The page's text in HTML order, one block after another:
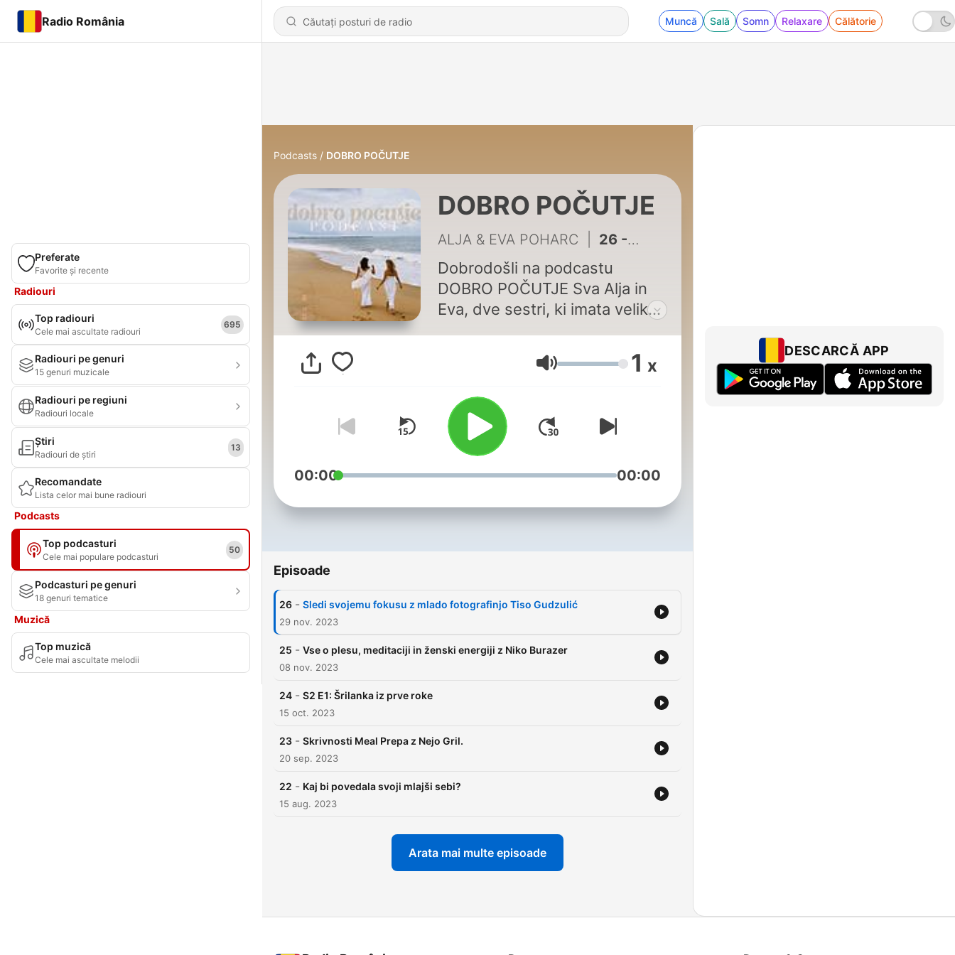
Radio România Muncă Sală Somn Relaxare Călătorie
Preferate
Favorite și recente
Radiouri
Top radiouri
Cele mai ascultate radiouri
695
Radiouri pe genuri
15 genuri muzicale
Radiouri pe regiuni
Radiouri locale
Știri
Radiouri de știri
13
Recomandate
Lista celor mai bune radiouri
Podcasts
Top podcasturi
Cele mai populare podcasturi
50
Podcasturi pe genuri
18 genuri tematice
Muzică
Top muzică
Cele mai ascultate melodii
Podcasts DOBRO POČUTJE
DOBRO POČUTJE
ALJA & EVA POHARC 26 - Sledi svojemu fokusu z mlado fotografinjo Tiso Gudzulić
Dobrodošli na podcastu
DOBRO POČUTJE Sva Alja in
Eva, dve sestri, ki imata veliko
tistih, ki so povezani z zdravim
načinom življenja in širjenjem
temeljil predvsem na tematiki
osebne rasti, zdrave prehrane,
ljubezni do sebe, zakaj je
telesna aktivnost pomembna,
na prvo mesto... Če imate
tematiki, nama piši na
veseljem odgovoriva.
Volum 1 x
00:00 00:00
Episoade
26 - Sledi svojemu fokusu z mlado fotografinjo Tiso Gudzulić
29 nov. 2023
25 - Vse o plesu, meditaciji in ženski energiji z Niko Burazer
08 nov. 2023
24 - S2 E1: Šrilanka iz prve roke
15 oct. 2023
23 - Skrivnosti Meal Prepa z Nejo Gril.
20 sep. 2023
22 - Kaj bi povedala svoji mlajši sebi?
15 aug. 2023
Arata mai multe episoade
DESCARCĂ APP